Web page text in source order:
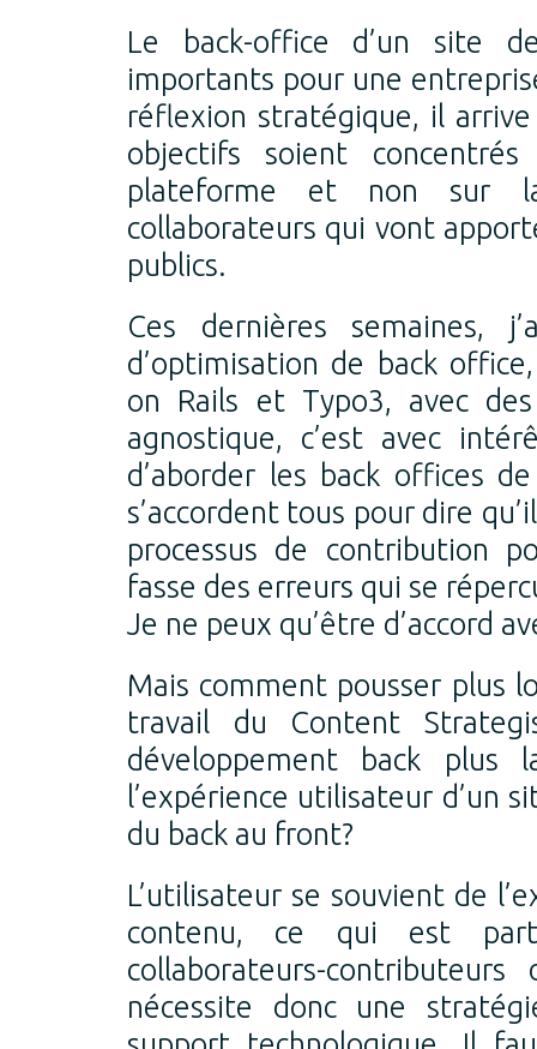
Le back-office d’un site
importants pour une
réflexion stratégique, il
objectifs soient
plateforme et non sur
collaborateurs qui vont
publics.
Ces dernières semaines,
d’optimisation de back
on Rails et Typo3, avec
agnostique, c’est avec
d’aborder les back offices
s’accordent tous pour dire
processus de contribution
fasse des erreurs qui se
Je ne peux qu’être d’accord
Mais comment pousser plus
travail du Content
développement back plus
l’expérience utilisateur d’un
du back au front?
L’utilisateur se souvient de
contenu, ce qui est
collaborateurs-
nécessite donc une